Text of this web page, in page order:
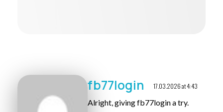
fb77login 17.03.2026 at 4:43
Alright, giving fb77login a try.